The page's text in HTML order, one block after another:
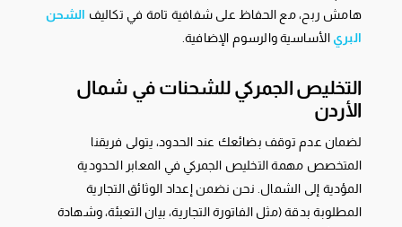
هامش ربح، مع الحفاظ على شفافية تامة في تكاليف الشحن
البري الأساسية والرسوم الإضافية.
التخليص الجمركي للشحنات في شمال
الأردن
لضمان عدم توقف بضائعك عند الحدود، يتولى فريقنا
المتخصص مهمة التخليص الجمركي في المعابر الحدودية
المؤدية إلى الشمال. نحن نضمن إعداد الوثائق التجارية
المطلوبة بدقة (مثل الفاتورة التجارية، بيان التعبئة، وشهادة